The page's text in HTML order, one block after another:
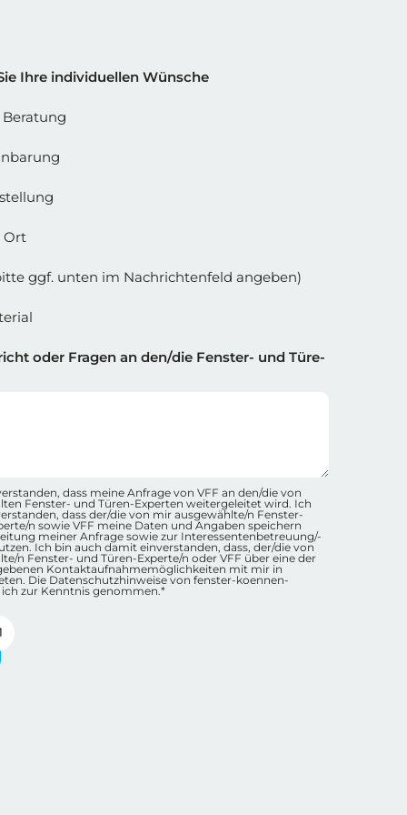
2
Ihre individuellen Wünsche
Beratung
Ort
ggf. unten im Nachrichtenfeld angeben)
oder Fragen an den/die Fenster- und Türe-
Checkbox Container
dass meine Anfrage von VFF an den/die von
Fenster- und Türen-Experten weitergeleitet wird. Ich
dass der/die von mir ausgewählte/n Fenster-
n sowie VFF meine Daten und Angaben speichern
meiner Anfrage sowie zur Interessentenbetreuung/-
Ich bin auch damit einverstanden, dass, der/die von
n Fenster- und Türen-Experte/n oder VFF über eine der
Kontaktaufnahmemöglichkeiten mit mir in
Die Datenschutzhinweise von fenster-koennen-
zur Kenntnis genommen.*